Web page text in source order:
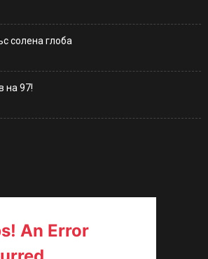
солена глоба
на 97!